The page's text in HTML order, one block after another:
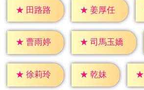
★ 田路路 ★ 姜厚任
★ 曹雨婷 ★ 司馬玉嬌
★ 徐莉玲 ★ 乾妹 ★